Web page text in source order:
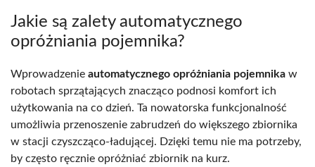
Jakie są zalety automatycznego
opróżniania pojemnika?
Wprowadzenie automatycznego opróżniania pojemnika w
robotach sprzątających znacząco podnosi komfort ich
użytkowania na co dzień. Ta nowatorska funkcjonalność
umożliwia przenoszenie zabrudzeń do większego zbiornika
w stacji czyszcząco-ładującej. Dzięki temu nie ma potrzeby,
by często ręcznie opróżniać zbiornik na kurz.